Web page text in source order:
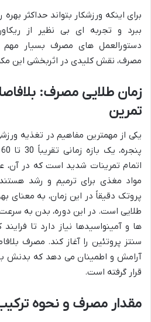
برای اینکه ورزشکار بتواند حداکثر
ببرد و تجربه ای بی نظیر از
دستورالعمل های مصرف بسیار
مصرف، نقش کلیدی در اثربخشی این
زمان طلایی مصرف:
تمرین
یکی از مهمترین مفاهیم در تغذیه
اتمام تمرینات شدید است که در
مواد مغذی برای ترمیم و رشد
پروتک دقیقاً در این زمان، به معنای
طلایی است. در این دوره، بدن به سرعت
ها و آمینواسیدها نیاز دارد تا
سنتز پروتئین را آغاز کند. مصرف
آرامش و اطمینان می دهد که بدنش
قرار گرفته است.
مقدار مصرف و نحوه